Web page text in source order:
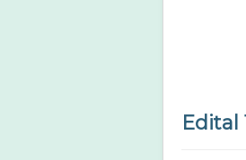
Edital